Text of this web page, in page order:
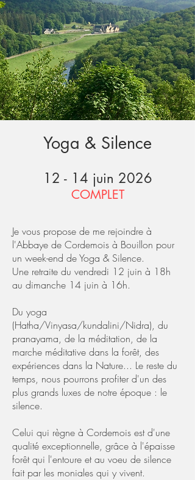
Yoga & Silence
12 - 14 juin 2026
COMPLET
Je vous propose de me rejoindre à
l'Abbaye de Cordemois à Bouillon pour
un week-end de Yoga & Silence. ​
Une retraite du vendredi 12 juin à 18h
au dimanche 14 juin à 16h.
Du yoga
(Hatha/Vinyasa/kundalini/Nidra), du
pranayama, de la méditation, de la
marche méditative dans la forêt, des
expériences dans la Nature... Le reste du
temps, nous pourrons profiter d'un des
plus grands luxes de notre époque : le
silence. ​
Celui qui règne à Cordemois est d'une
qualité exceptionnelle, grâce à l'épaisse
forêt qui l'entoure et au voeu de silence
fait par les moniales qui y vivent.